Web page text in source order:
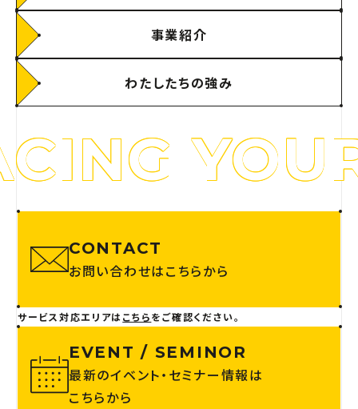
事業紹介
わたしたちの強み
CONTACT
お問い合わせはこちらから
サービス対応エリアはこちらをご確認ください。
EVENT / SEMINOR
最新のイベント・セミナー情報は
こちらから